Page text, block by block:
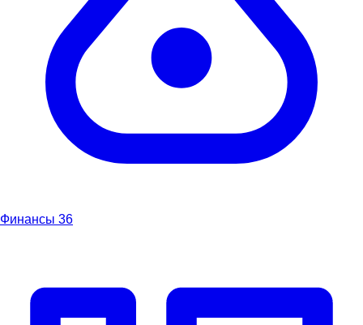
Финансы 36